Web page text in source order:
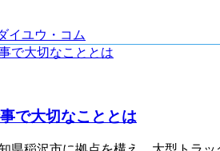
イユウ・コム
で大切なこととは